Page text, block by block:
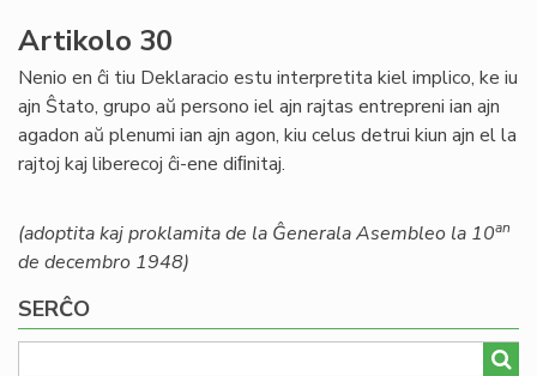
Artikolo 30
Nenio en ĉi tiu Deklaracio estu interpretita kiel implico, ke iu
ajn Ŝtato, grupo aŭ persono iel ajn rajtas entrepreni ian ajn
agadon aŭ plenumi ian ajn agon, kiu celus detrui kiun ajn el la
rajtoj kaj liberecoj ĉi-ene diﬁnitaj.
(adoptita kaj proklamita de la Ĝenerala Asembleo la 10an
de decembro 1948)
SERĈO